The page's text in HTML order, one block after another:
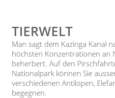
TIERWELT
Man sagt dem Kazinga Kanal
höchsten Konzentrationen an
beherbert. Auf den
Nationalpark können Sie
verschiedenen Antilopen,
begegnen.